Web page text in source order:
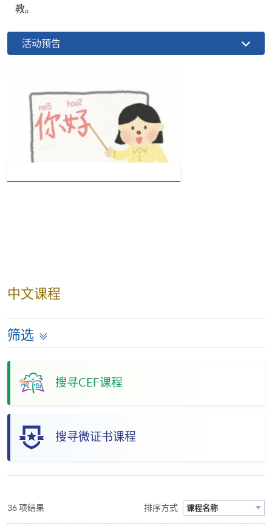
教。
活动预告
中文课程
筛选
搜寻CEF课程
搜寻微证书课程
36 项结果 排序方式 课程名称